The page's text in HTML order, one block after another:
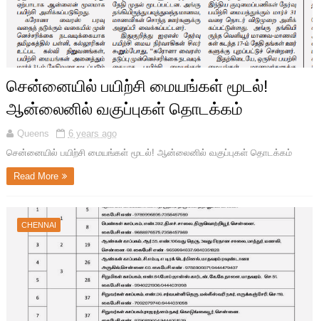
சென்னையில் பயிற்சி மையங்கள் மூடல்!
ஆன்லைனில் வகுப்புகள் தொடக்கம்
Queens
6 years ago
சென்னையில் பயிற்சி மையங்கள் மூடல்! ஆன்லைனில் வகுப்புகள் தொடக்கம்
Read More
CHENNAI